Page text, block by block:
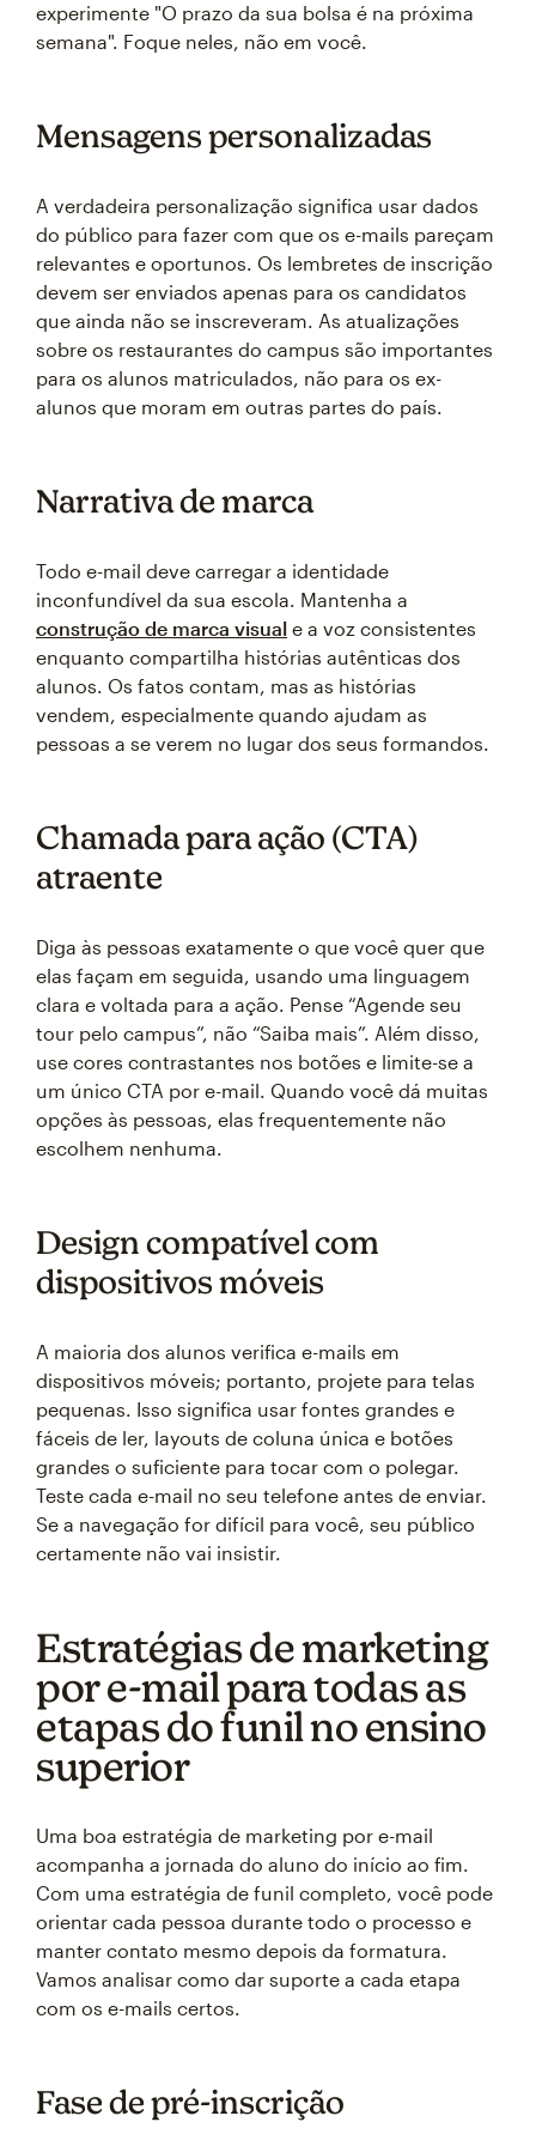
experimente "O prazo da sua bolsa é na próxima
semana". Foque neles, não em você.
Mensagens personalizadas
A verdadeira personalização significa usar dados
do público para fazer com que os e-mails pareçam
relevantes e oportunos. Os lembretes de inscrição
devem ser enviados apenas para os candidatos
que ainda não se inscreveram. As atualizações
sobre os restaurantes do campus são importantes
para os alunos matriculados, não para os ex-
alunos que moram em outras partes do país.
Narrativa de marca
Todo e-mail deve carregar a identidade
inconfundível da sua escola. Mantenha a
construção de marca visual e a voz consistentes
enquanto compartilha histórias autênticas dos
alunos. Os fatos contam, mas as histórias
vendem, especialmente quando ajudam as
pessoas a se verem no lugar dos seus formandos.
Chamada para ação (CTA)
atraente
Diga às pessoas exatamente o que você quer que
elas façam em seguida, usando uma linguagem
clara e voltada para a ação. Pense “Agende seu
tour pelo campus”, não “Saiba mais”. Além disso,
use cores contrastantes nos botões e limite-se a
um único CTA por e-mail. Quando você dá muitas
opções às pessoas, elas frequentemente não
escolhem nenhuma.
Design compatível com
dispositivos móveis
A maioria dos alunos verifica e-mails em
dispositivos móveis; portanto, projete para telas
pequenas. Isso significa usar fontes grandes e
fáceis de ler, layouts de coluna única e botões
grandes o suficiente para tocar com o polegar.
Teste cada e-mail no seu telefone antes de enviar.
Se a navegação for difícil para você, seu público
certamente não vai insistir.
Estratégias de marketing
por e-mail para todas as
etapas do funil no ensino
superior
Uma boa estratégia de marketing por e-mail
acompanha a jornada do aluno do início ao fim.
Com uma estratégia de funil completo, você pode
orientar cada pessoa durante todo o processo e
manter contato mesmo depois da formatura.
Vamos analisar como dar suporte a cada etapa
com os e-mails certos.
Fase de pré-inscrição